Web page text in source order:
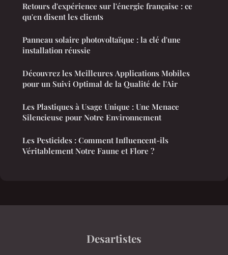
Retours d'expérience sur l'énergie française : ce
qu'en disent les clients
Panneau solaire photovoltaïque : la clé d'une
installation réussie
Découvrez les Meilleures Applications Mobiles
pour un Suivi Optimal de la Qualité de l'Air
Les Plastiques à Usage Unique : Une Menace
Silencieuse pour Notre Environnement
Les Pesticides : Comment Influencent-ils
Véritablement Notre Faune et Flore ?
Desartistes